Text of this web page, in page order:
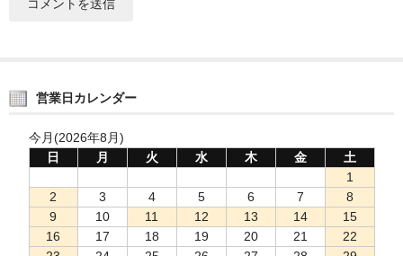
営業日カレンダー
今月(2026年8月)
日
月 火 水 木 金
土
1
2
3 4 5 6 7
8
9
10 11 12 13 14
15
16
17 18 19 20 21
22